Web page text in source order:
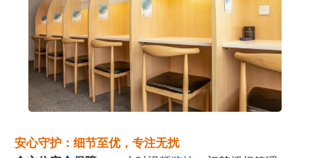
安心守护：细节至优，专注无扰